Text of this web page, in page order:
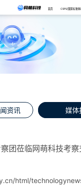
首页 CSPS/国家标准体
资讯 媒体
团莅临网萌科技考
html/